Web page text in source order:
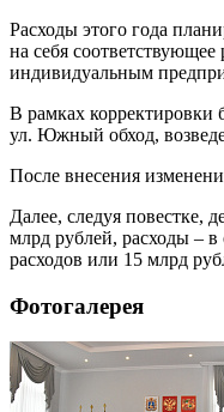
Расходы этого года
на себя
индивидуальным
В рамках
ул. Южный обход,
После внесения
Далее, следуя повестке,
млрд рублей, расходы –
расходов или 15 млрд
Фотогалерея